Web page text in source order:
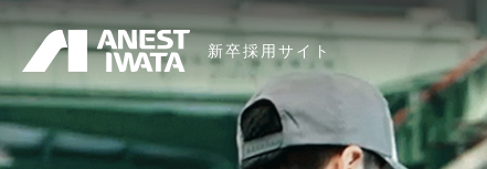
ン
コ
ン
新卒採用サイト